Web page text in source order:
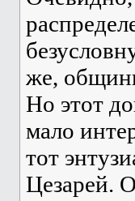
же,
Но этот
мало
тот
Цезарей.